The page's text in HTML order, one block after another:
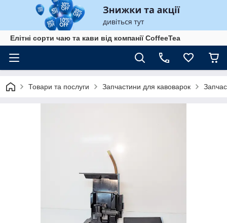
Елітні сорти чаю та кави від компанії CoffeeTea
Товари та послуги Запчастини для кавоварок